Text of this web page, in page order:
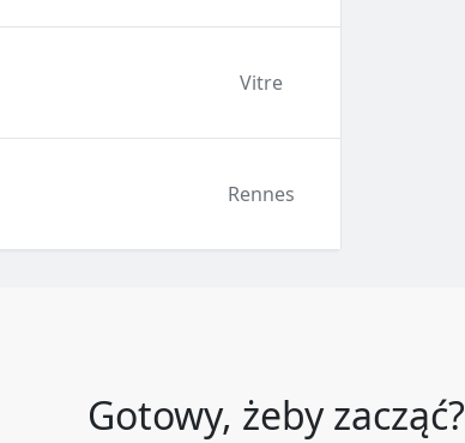
Vitre
Rennes
Gotowy, żeby zacząć?